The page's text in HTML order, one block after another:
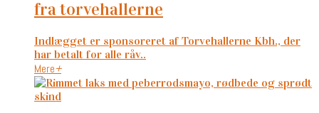
fra torvehallerne
Indlægget er sponsoreret af Torvehallerne Kbh., der
har betalt for alle råv..
Mere+